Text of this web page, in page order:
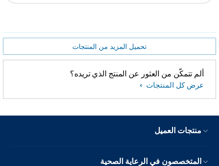
تحميل المزيد من المنتجات
ألم تتمكّن من العثور عن المنتج الذي تريده؟
عرض كل المنتجات
منتجات العميل
المتخصصون في الرعاية الصحية